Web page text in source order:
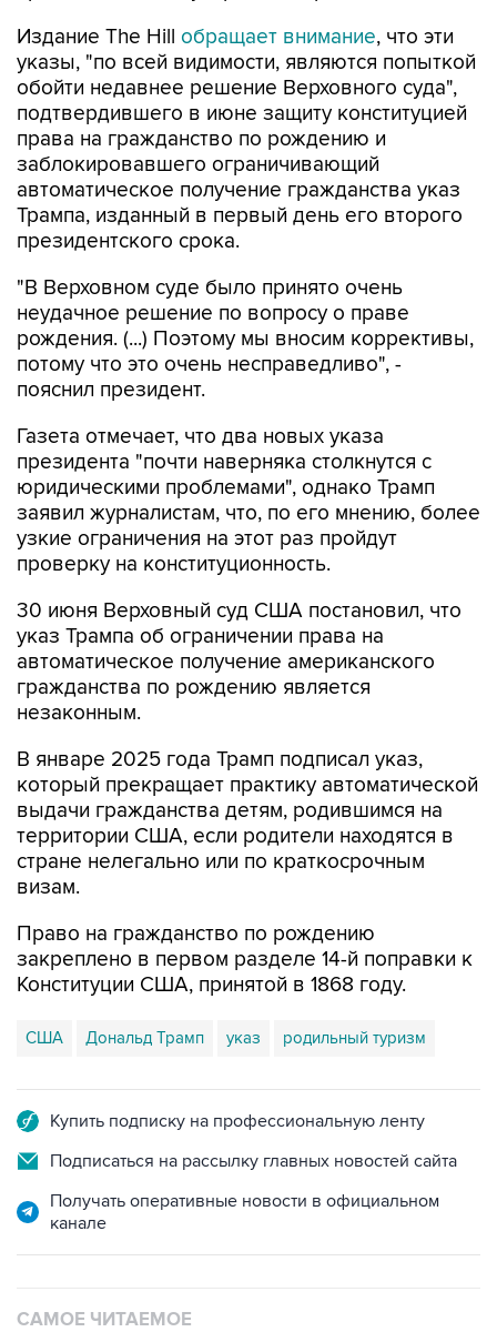
Издание The Hill обращает внимание, что эти
указы, "по всей видимости, являются попыткой
обойти недавнее решение Верховного суда",
подтвердившего в июне защиту конституцией
права на гражданство по рождению и
заблокировавшего ограничивающий
автоматическое получение гражданства указ
Трампа, изданный в первый день его второго
президентского срока.
"В Верховном суде было принято очень
неудачное решение по вопросу о праве
рождения. (...) Поэтому мы вносим коррективы,
потому что это очень несправедливо", -
пояснил президент.
Газета отмечает, что два новых указа
президента "почти наверняка столкнутся с
юридическими проблемами", однако Трамп
заявил журналистам, что, по его мнению, более
узкие ограничения на этот раз пройдут
проверку на конституционность.
30 июня Верховный суд США постановил, что
указ Трампа об ограничении права на
автоматическое получение американского
гражданства по рождению является
незаконным.
В январе 2025 года Трамп подписал указ,
который прекращает практику автоматической
выдачи гражданства детям, родившимся на
территории США, если родители находятся в
стране нелегально или по краткосрочным
визам.
Право на гражданство по рождению
закреплено в первом разделе 14-й поправки к
Конституции США, принятой в 1868 году.
США Дональд Трамп указ родильный туризм
Купить подписку на профессиональную ленту
Подписаться на рассылку главных новостей сайта
Получать оперативные новости в официальном
канале
САМОЕ ЧИТАЕМОЕ